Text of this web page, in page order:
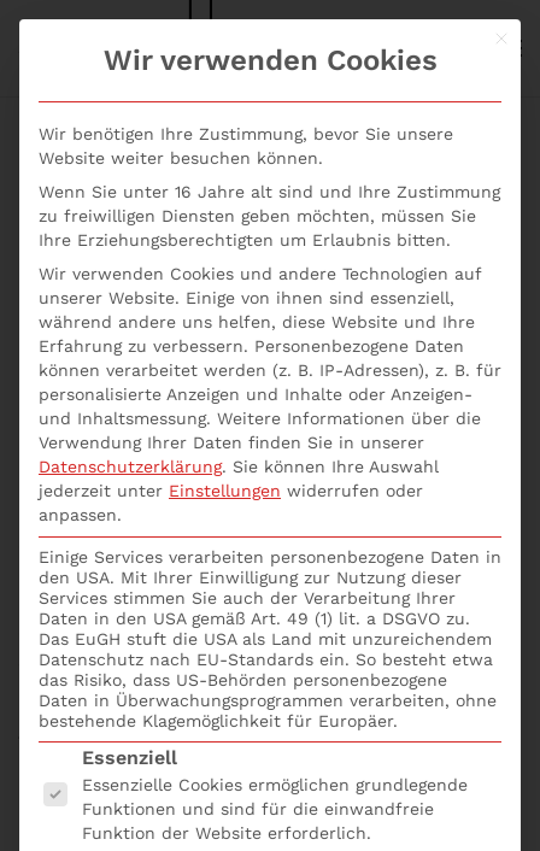
Skip to main content
S+P NEWS
Seminar Geldwäsche-
Beauftragter: Pflichten
+ Datenschutz +
Strafrecht
Kennen Sie Ihre neuen Pflichten als Geldwäsche-
Beauftragter? Mit dem Seminar Geldwäsche-
Beauftragter: Pflichten + Datenschutz + Strafrecht
erhalten Sie Ihr Update zur 5. EU / 6. EU
Geldwäscherichtlinie. Mit dem Seminar Geldwäsche-
Beauftragter: Pflichten + Datenschutz + Strafrecht
erlernen die Teilnehmer folgendes Fachwissen zur
Sicherstellung der Sachkunde als Geldwäsche-
Beauftragter:
Tag 1 zum Seminar Geldwäsche-Beauftragter:
Pflichten + Datenschutz + Strafrecht
Prüfungen der Aufsichtsbehörden: Aktuelle
Mit
Wir verwenden Cookies
Wir benötigen Ihre Zustimmung, bevor Sie unsere
Website weiter besuchen können.
Wenn Sie unter 16 Jahre alt sind und Ihre Zustimmung
zu freiwilligen Diensten geben möchten, müssen Sie
Ihre Erziehungsberechtigten um Erlaubnis bitten.
Wir verwenden Cookies und andere Technologien auf
unserer Website. Einige von ihnen sind essenziell,
während andere uns helfen, diese Website und Ihre
Erfahrung zu verbessern. Personenbezogene Daten
können verarbeitet werden (z. B. IP-Adressen), z. B. für
personalisierte Anzeigen und Inhalte oder Anzeigen-
und Inhaltsmessung. Weitere Informationen über die
Verwendung Ihrer Daten finden Sie in unserer
Datenschutzerklärung. Sie können Ihre Auswahl
jederzeit unter Einstellungen widerrufen oder
anpassen.
Einige Services verarbeiten personenbezogene Daten in
den USA. Mit Ihrer Einwilligung zur Nutzung dieser
Services stimmen Sie auch der Verarbeitung Ihrer
Daten in den USA gemäß Art. 49 (1) lit. a DSGVO zu.
Das EuGH stuft die USA als Land mit unzureichendem
Datenschutz nach EU-Standards ein. So besteht etwa
das Risiko, dass US-Behörden personenbezogene
Daten in Überwachungsprogrammen verarbeiten, ohne
bestehende Klagemöglichkeit für Europäer.
Es folgt eine Liste der Service-Gruppen, für die
Essenziell
Essenzielle Cookies ermöglichen grundlegende
Funktionen und sind für die einwandfreie
Funktion der Website erforderlich.